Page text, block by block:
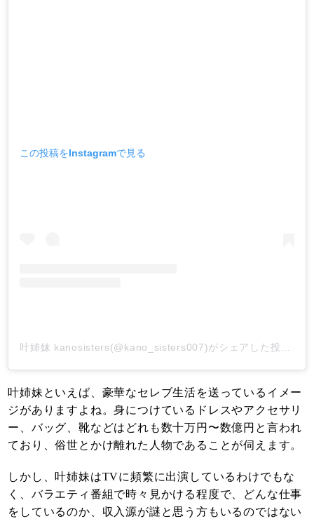
この投稿をInstagramで見る
叶姉妹といえば、豪華なセレブ生活を送っているイメー
ジがありますよね。身につけているドレスやアクセサリ
ー、バッグ、靴などはどれも数十万円〜数億円と言われ
ており、俗世とかけ離れた人物であることが伺えます。
しかし、叶姉妹はTVに頻繁に出演しているわけでもな
く、バラエティ番組で時々見かける程度で、どんな仕事
をしているのか、収入源が謎と思う方もいるのではない